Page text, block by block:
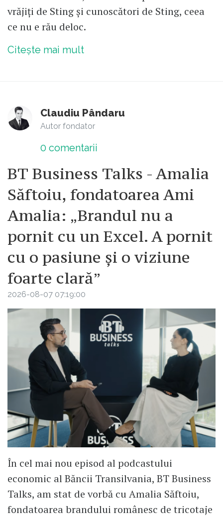
vrăjiți de Sting și cunoscători de Sting, ceea
ce nu e rău deloc.
Citește mai mult
Claudiu Pândaru
Autor fondator
0 comentarii
BT Business Talks - Amalia
Săftoiu, fondatoarea Ami
Amalia: „Brandul nu a
pornit cu un Excel. A pornit
cu o pasiune și o viziune
foarte clară”
2026-08-07 07:19:00
În cel mai nou episod al podcastului
economic al Băncii Transilvania, BT Business
Talks, am stat de vorbă cu Amalia Săftoiu,
fondatoarea brandului românesc de tricotaje